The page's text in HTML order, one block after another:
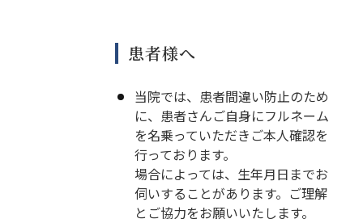
患者様へ
当院では、患者間違い防止のため
に、患者さんご自身にフルネーム
を名乗っていただきご本人確認を
行っております。
場合によっては、生年月日までお
伺いすることがあります。ご理解
とご協力をお願いいたします。